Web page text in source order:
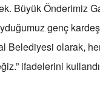
Büyük Önderimiz
genç
Belediyesi olarak,
ifadelerini